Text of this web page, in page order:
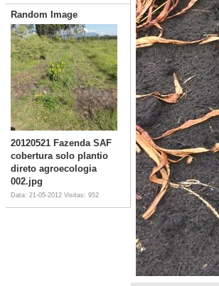
Random Image
20120521 Fazenda SAF
cobertura solo plantio
direto agroecologia
002.jpg
Data: 21-05-2012 Visitas: 952